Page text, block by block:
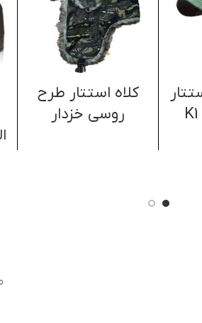
کلاه استتار طرح
روسی خزدار